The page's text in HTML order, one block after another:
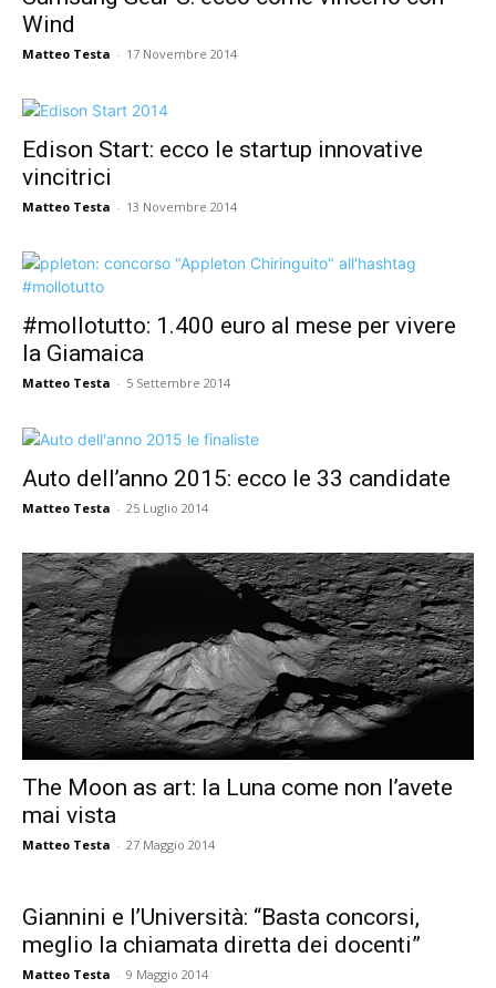
Wind
Matteo Testa - 17 Novembre 2014
Edison Start: ecco le startup innovative
vincitrici
Matteo Testa - 13 Novembre 2014
#mollotutto: 1.400 euro al mese per vivere
la Giamaica
Matteo Testa - 5 Settembre 2014
Auto dell’anno 2015: ecco le 33 candidate
Matteo Testa - 25 Luglio 2014
The Moon as art: la Luna come non l’avete
mai vista
Matteo Testa - 27 Maggio 2014
Giannini e l’Università: “Basta concorsi,
meglio la chiamata diretta dei docenti”
Matteo Testa - 9 Maggio 2014